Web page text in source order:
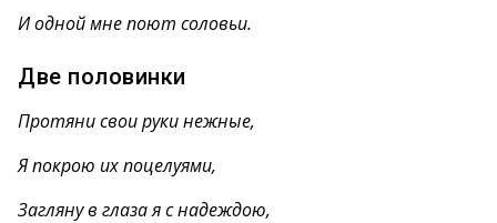
И одной мне поют соловьи.
Две половинки
Протяни свои руки нежные,
Я покрою их поцелуями,
Загляну в глаза я с надеждою,